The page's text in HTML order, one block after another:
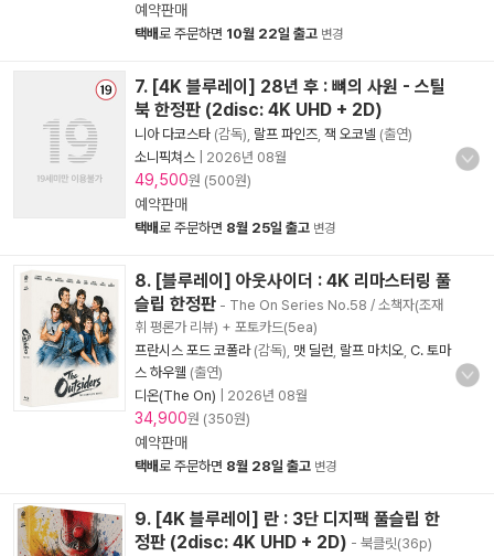
예약판매
택배로 주문하면 10월 22일 출고 변경
7. [4K 블루레이] 28년 후 : 뼈의 사원 - 스틸
북 한정판 (2disc: 4K UHD + 2D)
니아 다코스타 (감독), 랄프 파인즈 잭 오코넬 (출연)
소니픽쳐스
2026년 08월
49,500원 (500원)
예약판매
택배로 주문하면 8월 25일 출고 변경
8. [블루레이] 아웃사이더 : 4K 리마스터링 풀
슬립 한정판 - The On Series No.58 / 소책자(조재
휘 평론가 리뷰) + 포토카드(5ea)
프란시스 포드 코폴라(감독), 맷 딜런 랄프 마치오 C. 토마
스 하우웰 (출연)
디온(The On)
2026년 08월
34,900원 (350원)
예약판매
택배로 주문하면 8월 28일 출고 변경
9. [4K 블루레이] 란 : 3단 디지팩 풀슬립 한
정판 (2disc: 4K UHD + 2D) - 북클릿(36p)